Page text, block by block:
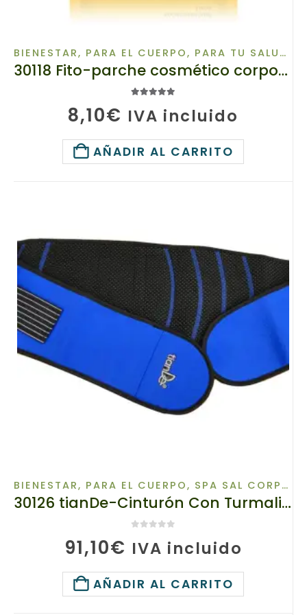
BIENESTAR, PARA EL CUERPO, PARA TU SALUD
30118 Fito-parche cosmético corporal «Wutong» TIANDE 5ud, Esencias naturales Y aceites aromáticos
8,10€ IVA incluido
AÑADIR AL CARRITO
BIENESTAR, PARA EL CUERPO, SPA SAL CORPORAL
30126 tianDe-Cinturón Con Turmalina Puntiaguda Para Libertad Y Comodidad En Cada Movimiento-1Pz.
91,10€ IVA incluido
AÑADIR AL CARRITO